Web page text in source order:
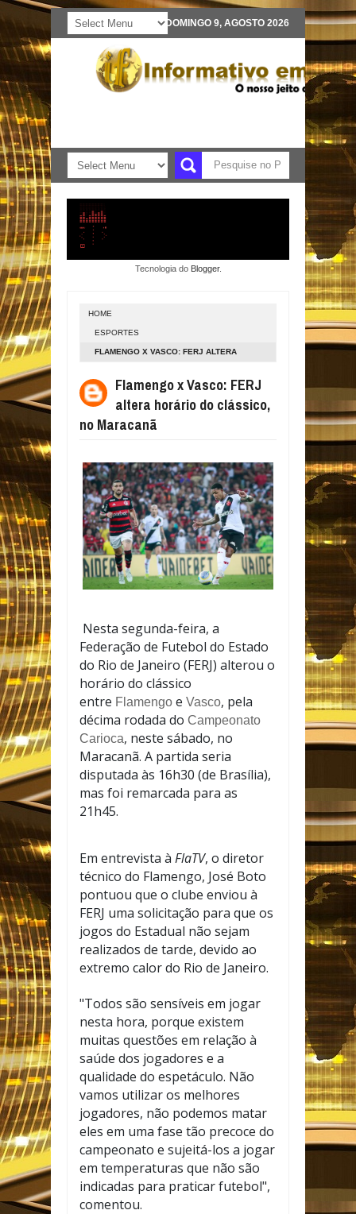
DOMINGO 9, AGOSTO 2026
Tecnologia do Blogger.
HOME
ESPORTES
FLAMENGO X VASCO: FERJ ALTERA
Flamengo x Vasco: FERJ
altera horário do clássico,
no Maracanã
Nesta segunda-feira, a
Federação de Futebol do Estado
do Rio de Janeiro (FERJ) alterou o
horário do clássico
entre Flamengo e Vasco, pela
décima rodada do Campeonato
Carioca, neste sábado, no
Maracanã. A partida seria
disputada às 16h30 (de Brasília),
mas foi remarcada para as
21h45.
Em entrevista à FlaTV, o diretor
técnico do Flamengo, José Boto
pontuou que o clube enviou à
FERJ uma solicitação para que os
jogos do Estadual não sejam
realizados de tarde, devido ao
extremo calor do Rio de Janeiro.
"Todos são sensíveis em jogar
nesta hora, porque existem
muitas questões em relação à
saúde dos jogadores e a
qualidade do espetáculo. Não
vamos utilizar os melhores
jogadores, não podemos matar
eles em uma fase tão precoce do
campeonato e sujeitá-los a jogar
em temperaturas que não são
indicadas para praticar futebol",
comentou.